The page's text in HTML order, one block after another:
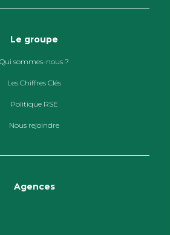
Le groupe
Qui sommes-nous ?
Les Chiffres Clés
Politique RSE
Nous rejoindre
Agences